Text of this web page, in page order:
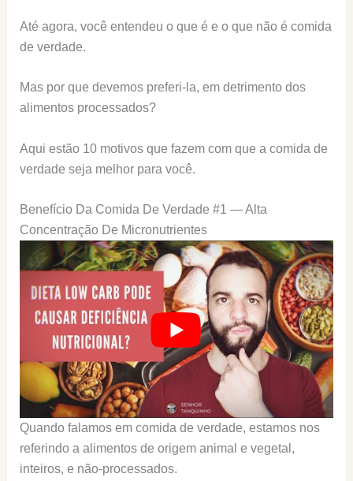
Até agora, você entendeu o que é e o que não é comida
de verdade.
Mas por que devemos preferi-la, em detrimento dos
alimentos processados?
Aqui estão 10 motivos que fazem com que a comida de
verdade seja melhor para você.
Benefício Da Comida De Verdade #1 — Alta
Concentração De Micronutrientes
Quando falamos em comida de verdade, estamos nos
referindo a alimentos de origem animal e vegetal,
inteiros, e não-processados.